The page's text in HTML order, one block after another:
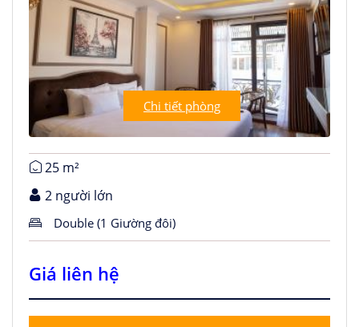
Chi tiết phòng
25 m²
2 người lớn
Double (1 Giường đôi)
Giá liên hệ